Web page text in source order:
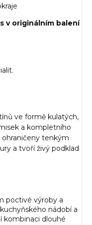
v originálním balení
ve formě kulatých,
a kompletního
tenkým
a tvoří živý podklad
poctivé výroby a
nádobí a
kombinaci dlouhé